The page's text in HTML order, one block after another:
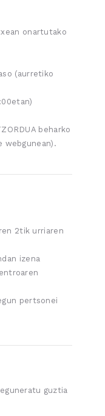
onartutako
(aurretiko
beharko
webgunean).
2tik urriaren
izena
pertsonei
guztia